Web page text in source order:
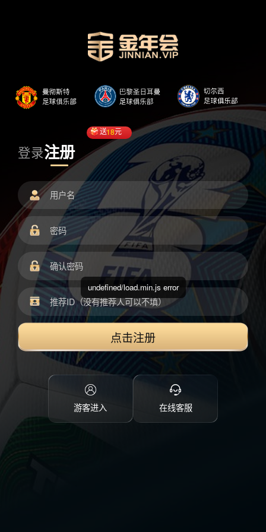
登录注册
送18元
点击注册
游客进入 在线客服
undefined/load.min.js error